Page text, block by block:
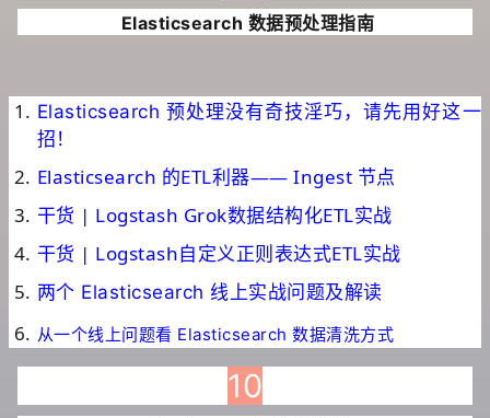
Elasticsearch 数据预处理指南
Elasticsearch 预处理没有奇技淫巧，请先用好这一
招！
Elasticsearch 的ETL利器—— Ingest 节点
干货 | Logstash Grok数据结构化ETL实战
干货 | Logstash自定义正则表达式ETL实战
两个 Elasticsearch 线上实战问题及解读
从一个线上问题看 Elasticsearch 数据清洗方式
10